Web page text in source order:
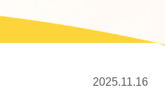
2025.11.16